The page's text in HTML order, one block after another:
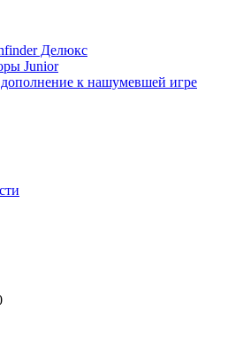
Делюкс
Junior
к нашумевшей игре